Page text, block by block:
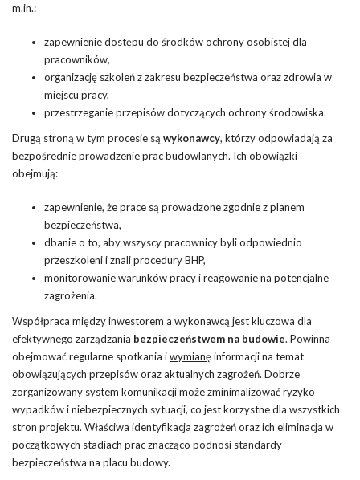
m.in.:
zapewnienie dostępu do środków ochrony osobistej dla
pracowników,
organizację szkoleń z zakresu bezpieczeństwa oraz zdrowia w
miejscu pracy,
przestrzeganie przepisów dotyczących ochrony środowiska.
Drugą stroną w tym procesie są wykonawcy, którzy odpowiadają za
bezpośrednie prowadzenie prac budowlanych. Ich obowiązki
obejmują:
zapewnienie, że prace są prowadzone zgodnie z planem
bezpieczeństwa,
dbanie o to, aby wszyscy pracownicy byli odpowiednio
przeszkoleni i znali procedury BHP,
monitorowanie warunków pracy i reagowanie na potencjalne
zagrożenia.
Współpraca między inwestorem a wykonawcą jest kluczowa dla
efektywnego zarządzania bezpieczeństwem na budowie. Powinna
obejmować regularne spotkania iwymianęinformacji na temat
obowiązujących przepisów oraz aktualnych zagrożeń. Dobrze
zorganizowany system komunikacji może zminimalizować ryzyko
wypadków i niebezpiecznych sytuacji, co jest korzystne dla wszystkich
stron projektu. Właściwa identyfikacja zagrożeń oraz ich eliminacja w
początkowych stadiach prac znacząco podnosi standardy
bezpieczeństwa na placu budowy.